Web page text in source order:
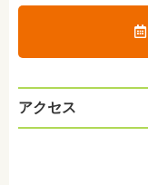
アクセス